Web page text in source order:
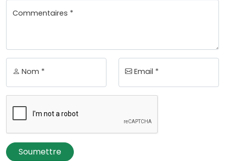
Commentaires *
Nom * Email *
Soumettre